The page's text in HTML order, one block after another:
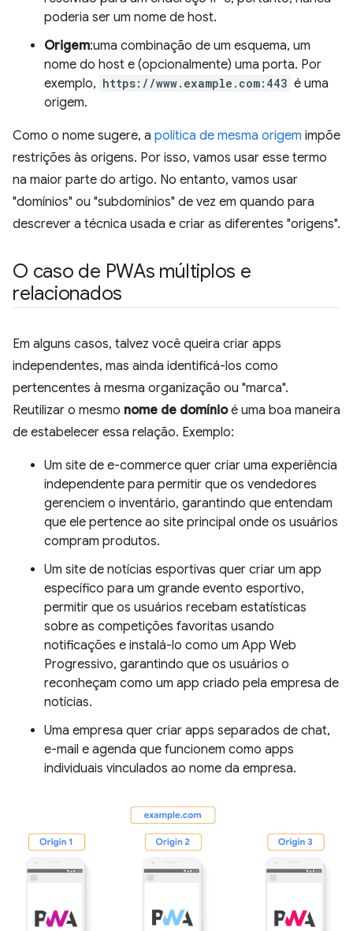
poderia ser um nome de host.
Origem:uma combinação de um esquema, um
nome do host e (opcionalmente) uma porta. Por
exemplo, https://www.example.com:443 é uma
origem.
Como o nome sugere, a política de mesma origem impõe
restrições às origens. Por isso, vamos usar esse termo
na maior parte do artigo. No entanto, vamos usar
"domínios" ou "subdomínios" de vez em quando para
descrever a técnica usada e criar as diferentes "origens".
O caso de PWAs múltiplos e
relacionados
Em alguns casos, talvez você queira criar apps
independentes, mas ainda identificá-los como
pertencentes à mesma organização ou "marca".
Reutilizar o mesmo nome de domínioé uma boa maneira
de estabelecer essa relação. Exemplo:
Um site de e-commerce quer criar uma experiência
independente para permitir que os vendedores
gerenciem o inventário, garantindo que entendam
que ele pertence ao site principal onde os usuários
compram produtos.
Um site de notícias esportivas quer criar um app
específico para um grande evento esportivo,
permitir que os usuários recebam estatísticas
sobre as competições favoritas usando
notificações e instalá-lo como um App Web
Progressivo, garantindo que os usuários o
reconheçam como um app criado pela empresa de
notícias.
Uma empresa quer criar apps separados de chat,
e-mail e agenda que funcionem como apps
individuais vinculados ao nome da empresa.